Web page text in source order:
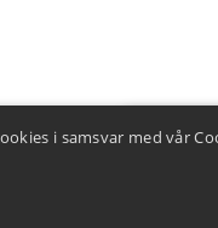
i samsvar med vår
👋 Hei
Hvis du har